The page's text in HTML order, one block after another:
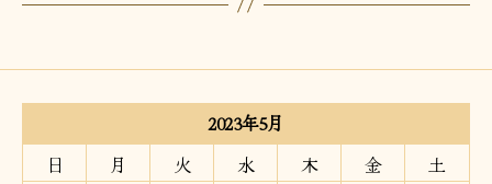
2023年5月
日
月 火 水 木 金
土